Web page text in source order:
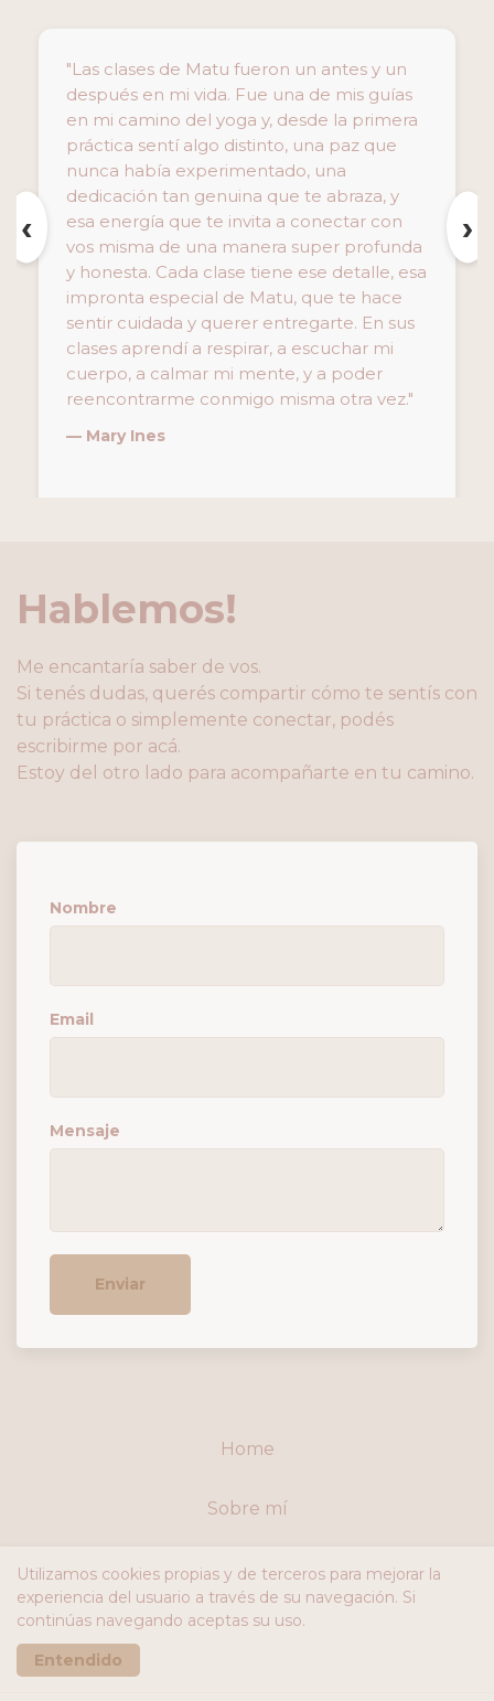
‹ ›
"Las clases de Matu fueron un antes y un
después en mi vida. Fue una de mis guías
en mi camino del yoga y, desde la primera
práctica sentí algo distinto, una paz que
nunca había experimentado, una
dedicación tan genuina que te abraza, y
esa energía que te invita a conectar con
vos misma de una manera super profunda
y honesta. Cada clase tiene ese detalle, esa
impronta especial de Matu, que te hace
sentir cuidada y querer entregarte. En sus
clases aprendí a respirar, a escuchar mi
cuerpo, a calmar mi mente, y a poder
reencontrarme conmigo misma otra vez."
— Mary Ines
Hablemos!
Me encantaría saber de vos.
Si tenés dudas, querés compartir cómo te sentís con
tu práctica o simplemente conectar, podés
escribirme por acá.
Estoy del otro lado para acompañarte en tu camino.
Nombre
Email
Mensaje
Enviar
Home
Sobre mí
Programas online
Utilizamos cookies propias y de terceros para mejorar la
experiencia del usuario a través de su navegación. Si
continúas navegando aceptas su uso.
Entendido